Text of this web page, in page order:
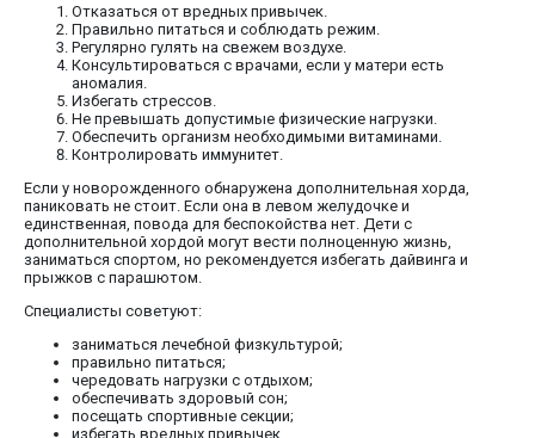
Отказаться от вредных привычек.
Правильно питаться и соблюдать режим.
Регулярно гулять на свежем воздухе.
Консультироваться с врачами, если у матери есть
аномалия.
Избегать стрессов.
Не превышать допустимые физические нагрузки.
Обеспечить организм необходимыми витаминами.
Контролировать иммунитет.
Если у новорожденного обнаружена дополнительная хорда,
паниковать не стоит. Если она в левом желудочке и
единственная, повода для беспокойства нет. Дети с
дополнительной хордой могут вести полноценную жизнь,
заниматься спортом, но рекомендуется избегать дайвинга и
прыжков с парашютом.
Специалисты советуют:
заниматься лечебной физкультурой;
правильно питаться;
чередовать нагрузки с отдыхом;
обеспечивать здоровый сон;
посещать спортивные секции;
избегать вредных привычек.